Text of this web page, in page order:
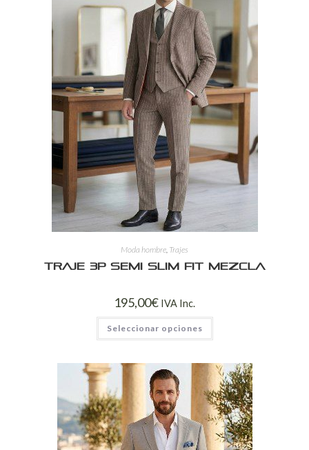
Moda hombre, Trajes
Traje 3P Semi Slim Fit Mezcla
195,00€ IVA Inc.
Seleccionar opciones